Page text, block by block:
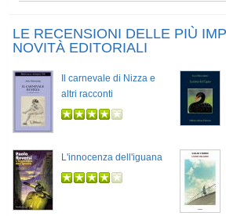
LE RECENSIONI DELLE PIÙ
NOVITÀ EDITORIALI
Il carnevale di Nizza e
altri racconti
L'innocenza dell'iguana